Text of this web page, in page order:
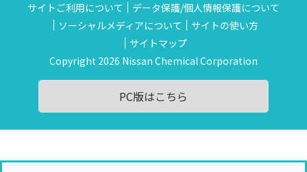
サイトご利用について
データ保護/個人情報保護について
ソーシャルメディアについて
サイトの使い方
サイトマップ
Copyright 2026 Nissan Chemical Corporation
PC版はこちら